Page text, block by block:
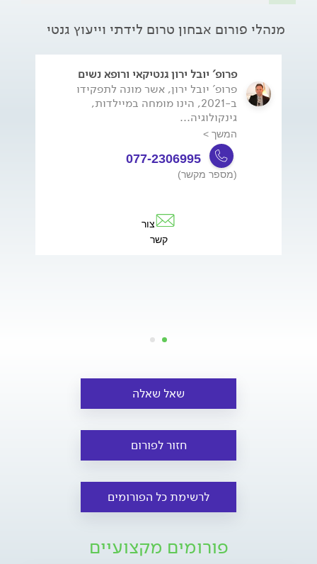
מנהלי פורום אבחון טרום לידתי וייעוץ גנטי
פרופ' יובל ירון גנטיקאי ורופא נשים
פרופ' יובל ירון, אשר מונה לתפקידו
ב-2021, הינו מומחה במיילדות,
גינקולוגיה...
המשך >
077-2306995
(מספר מקשר)
צור
קשר
שאל שאלה
חזור לפורום
לרשימת כל הפורומים
פורומים מקצועיים